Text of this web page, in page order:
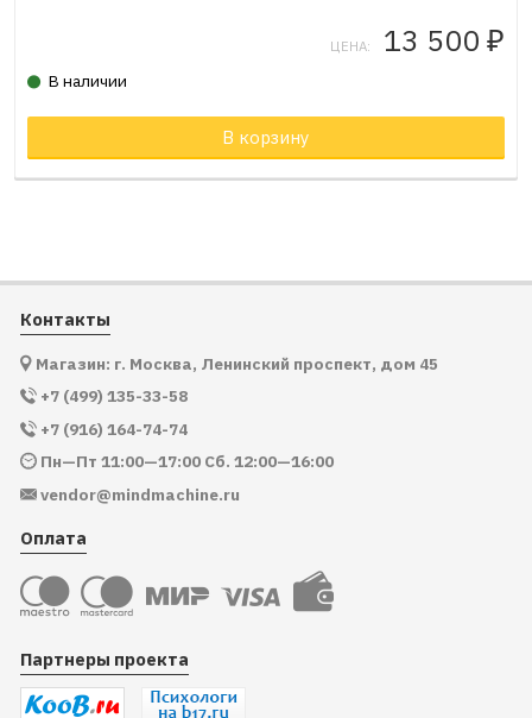
ЦЕНА: 13 500 ₽
В наличии
В корзину
Контакты
Магазин: г. Москва, Ленинский проспект, дом 45
+7 (499) 135-33-58
+7 (916) 164-74-74
Пн—Пт 11:00—17:00 Сб. 12:00—16:00
vendor@mindmachine.ru
Оплата
Партнеры проекта